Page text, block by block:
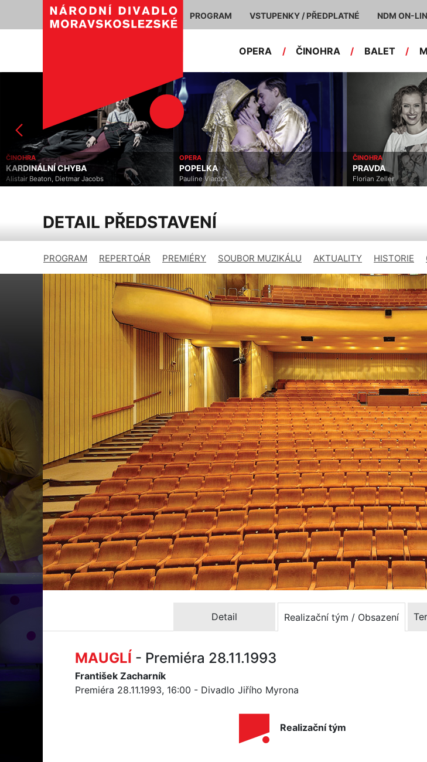
PROGRAM VSTUPENKY / PŘEDPLATNÉ NDM ON-
OPERA / ČINOHRA / BALET /
ČINOHRA
KARDINÁLNÍ CHYBA
Alistair Beaton, Dietmar Jacobs
OPERA
POPELKA
Pauline Viardot
ČINOHRA
PRAVDA
Florian Zeller
DETAIL PŘEDSTAVENÍ
PROGRAM REPERTOÁR PREMIÉRY SOUBOR MUZIKÁLU AKTUALITY HISTORIE
Detail Realizační tým / Obsazení
MAUGLÍ - Premiéra 28.11.1993
František Zacharník
Premiéra 28.11.1993, 16:00 - Divadlo Jiřího Myrona
Realizační tým